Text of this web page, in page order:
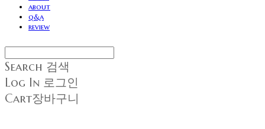
about
q&a
review
Search 검색
Log In 로그인
Cart장바구니